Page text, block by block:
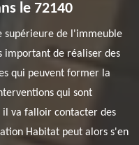
le 72140
supérieure de l'immeuble
important de réaliser des
qui peuvent former la
qui sont
va falloir contacter des
Habitat peut alors s'en